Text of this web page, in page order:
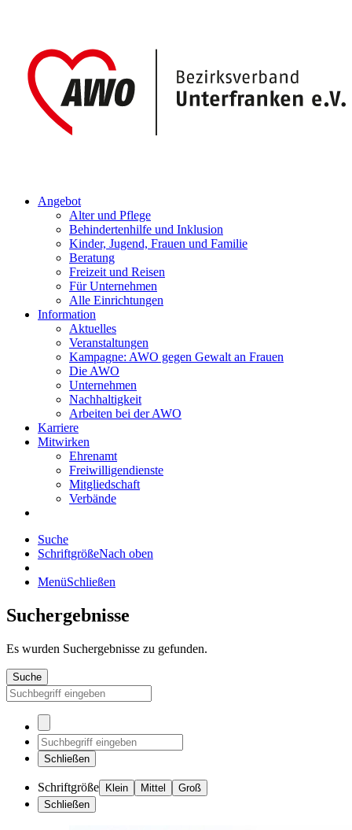
Angebot
Alter und Pflege
Behindertenhilfe und Inklusion
Kinder, Jugend, Frauen und Familie
Beratung
Freizeit und Reisen
Für Unternehmen
Alle Einrichtungen
Information
Aktuelles
Veranstaltungen
Kampagne: AWO gegen Gewalt an Frauen
Die AWO
Unternehmen
Nachhaltigkeit
Arbeiten bei der AWO
Karriere
Mitwirken
Ehrenamt
Freiwilligendienste
Mitgliedschaft
Verbände
Suche
SchriftgrößeNach oben
MenüSchließen
Suchergebnisse
Es wurden Suchergebnisse zu gefunden.
Suche
Schließen
Schriftgröße Klein Mittel
Groß
Schließen